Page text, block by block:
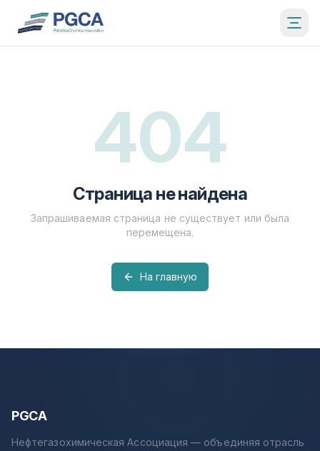
404
Страница не найдена
Запрашиваемая страница не существует или была
перемещена.
На главную
PGCA
Нефтегазохимическая Ассоциация — объединяя отрасль